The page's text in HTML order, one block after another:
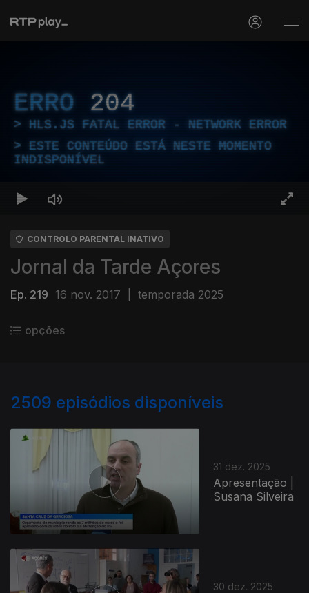
ERRO 204
HLS.JS FATAL ERROR - NETWORK ERROR
ESTE CONTEÚDO ESTÁ NESTE MOMENTO
INDISPONÍVEL
CONTROLO PARENTAL INATIVO
Jornal da Tarde Açores
Ep. 219 16 nov. 2017 temporada 2025
opções
2509 episódios disponíveis
31 dez. 2025
Apresentação |
Susana Silveira
30 dez. 2025